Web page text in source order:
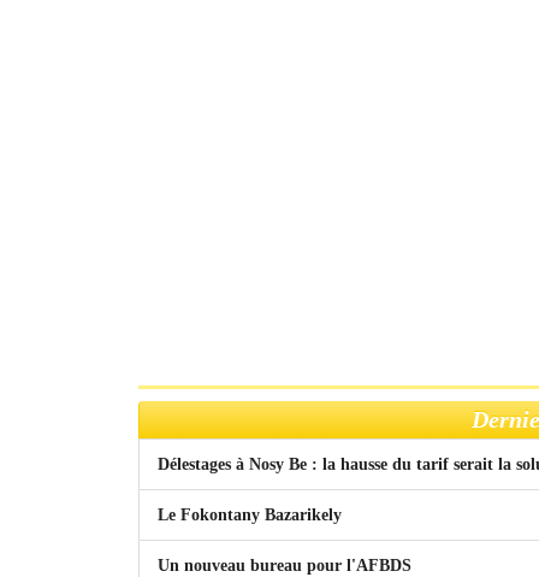
Délestages à Nosy Be : la hausse du tarif serait la
Le Fokontany Bazarikely
Un nouveau bureau pour l'AFBDS